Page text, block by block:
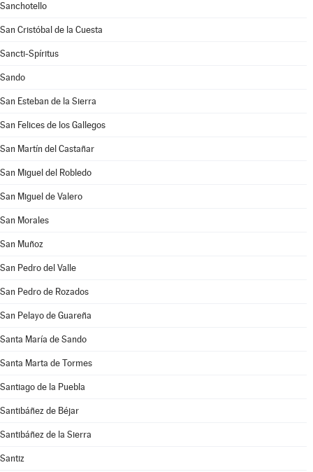
Sanchotello
San Cristóbal de la Cuesta
Sancti-Spíritus
Sando
San Esteban de la Sierra
San Felices de los Gallegos
San Martín del Castañar
San Miguel del Robledo
San Miguel de Valero
San Morales
San Muñoz
San Pedro del Valle
San Pedro de Rozados
San Pelayo de Guareña
Santa María de Sando
Santa Marta de Tormes
Santiago de la Puebla
Santibáñez de Béjar
Santibáñez de la Sierra
Santiz